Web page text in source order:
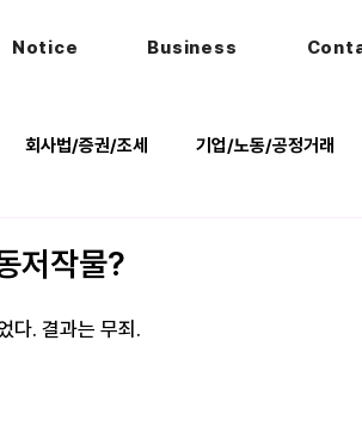
Notice Business
회사법/증권/조세 기업/노동/공정거래
저작물?
다. 결과는 무죄.